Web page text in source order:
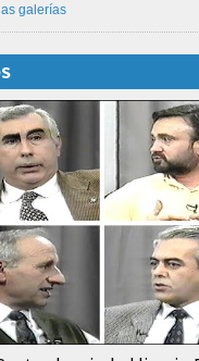
galerías